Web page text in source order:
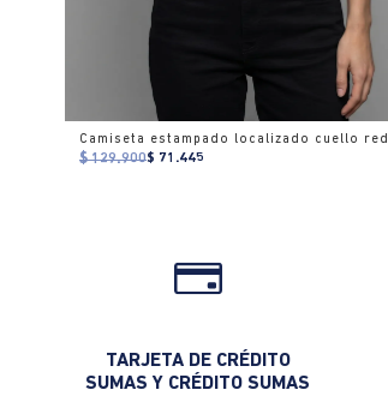
$ 129.900$ 71.445
TARJETA DE CRÉDITO
SUMAS Y CRÉDITO SUMAS